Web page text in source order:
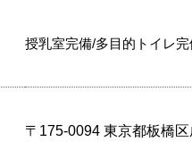
授乳室完備/多目的トイレ
〒175-0094 東京都板橋